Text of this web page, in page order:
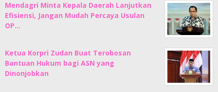
Mendagri Minta Kepala Daerah Lanjutkan
Efisiensi, Jangan Mudah Percaya Usulan
OP…
Ketua Korpri Zudan Buat Terobosan
Bantuan Hukum bagi ASN yang
Dinonjobkan